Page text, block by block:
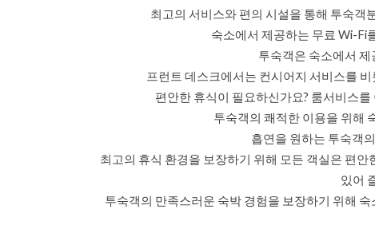
최고의 서비스와 편의 시설을 통해 투숙객
숙소에서 제공하는 무료 Wi-Fi
투숙객은 숙소에서
프런트 데스크에서는 컨시어지 서비스를
편안한 휴식이 필요하신가요? 룸서비스
투숙객의 쾌적한 이용을 위해
흡연을 원하는 투숙객
최고의 휴식 환경을 보장하기 위해 모든 객실은 편
있어
투숙객의 만족스러운 숙박 경험을 보장하기 위해